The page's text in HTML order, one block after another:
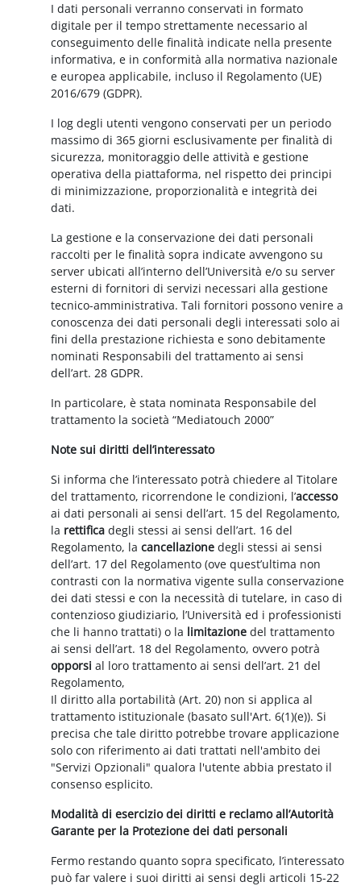
I dati personali verranno conservati in formato
digitale per il tempo strettamente necessario al
conseguimento delle finalità indicate nella presente
informativa, e in conformità alla normativa nazionale
e europea applicabile, incluso il Regolamento (UE)
2016/679 (GDPR).
I log degli utenti vengono conservati per un periodo
massimo di 365 giorni esclusivamente per finalità di
sicurezza, monitoraggio delle attività e gestione
operativa della piattaforma, nel rispetto dei principi
di minimizzazione, proporzionalità e integrità dei
dati.
La gestione e la conservazione dei dati personali
raccolti per le finalità sopra indicate avvengono su
server ubicati all’interno dell’Università e/o su server
esterni di fornitori di servizi necessari alla gestione
tecnico-amministrativa. Tali fornitori possono venire a
conoscenza dei dati personali degli interessati solo ai
fini della prestazione richiesta e sono debitamente
nominati Responsabili del trattamento ai sensi
dell’art. 28 GDPR.
In particolare, è stata nominata Responsabile del
trattamento la società “Mediatouch 2000”
Note sui diritti dell’interessato
Si informa che l’interessato potrà chiedere al Titolare
del trattamento, ricorrendone le condizioni, l’accesso
ai dati personali ai sensi dell’art. 15 del Regolamento,
la rettificadegli stessi ai sensi dell’art. 16 del
Regolamento, lacancellazione degli stessi ai sensi
dell’art. 17 del Regolamento (ove quest’ultima non
contrasti con la normativa vigente sulla conservazione
dei dati stessi e con la necessità di tutelare, in caso di
contenzioso giudiziario, l’Università ed i professionisti
che li hanno trattati) o la limitazione del trattamento
ai sensi dell’art. 18 del Regolamento, ovvero potrà
opporsi al loro trattamento ai sensi dell’art. 21 del
Regolamento,
Il diritto alla portabilità (Art. 20) non si applica al
trattamento istituzionale (basato sull'Art. 6(1)(e)). Si
precisa che tale diritto potrebbe trovare applicazione
solo con riferimento ai dati trattati nell'ambito dei
"Servizi Opzionali" qualora l'utente abbia prestato il
consenso esplicito.
Modalità di esercizio dei diritti e reclamo all’Autorità
Garante per la Protezione dei dati personali
Fermo restando quanto sopra specificato, l’interessato
può far valere i suoi diritti ai sensi degli articoli 15-22